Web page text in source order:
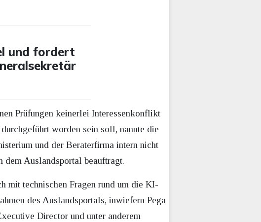
und fordert
Prüfungen keinerlei Interessenkonflikt
worden sein soll, nannte die
und der Beraterfirma intern nicht
dem Auslandsportal beauftragt.
mit technischen Fragen rund um die KI-
des Auslandsportals, inwiefern Pega
Director und unter anderem